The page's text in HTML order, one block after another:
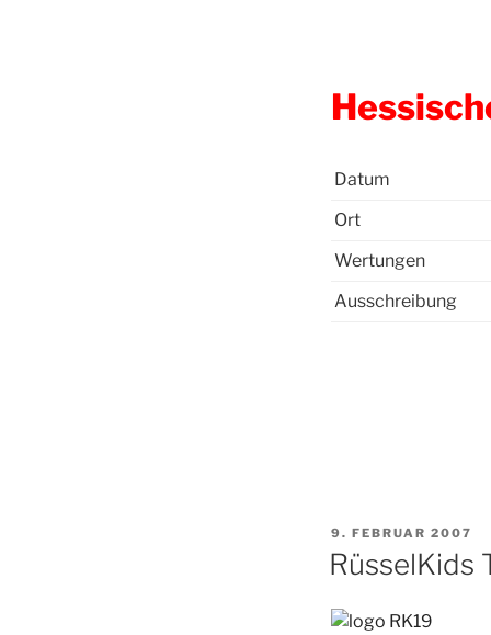
Datum
Ort
Wertungen
Ausschreibung
VERÖFFENTLICHT
9. FEBRUAR 2007
RüsselKids